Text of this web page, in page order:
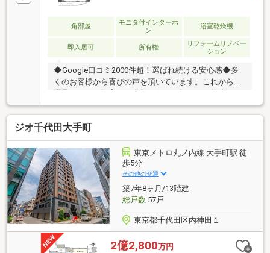
角部屋
モニタ付インターホ
ン
浴室乾燥機
即入居可 所有権
リフォームリノベー
ション
◆Google口コミ2000件超！選ばれ続ける安心感◆多
くのお客様から喜びの声を頂いています。これからも
満足されるご提案で、素敵な住まい探しをお約束しま
す。◆購入はゴールではなく幸せな未来へのスタート
◆住み始めてからの不安や悩みも、TOHO HOUSE
CLUBが将来サポート。お客様一人ひとりの安心を守る
ため、いつもずっと人生に寄り添い、豊かな未来を支
え続けます。◆ローン相談大歓迎！頭金0円からの購
入も可能◆将来のライフイベントを見据え、無理のな
い資金計画をプロがアドバイス。お問合せは【資料請
求】又は【フリーダイヤル】へお気軽にお問い合わせ
ください。
ジオ千代田大手町
東京メトロ丸ノ内線 大手町駅 徒
歩5分
その他の交通
築7年8ヶ月/13階建
総戸数57戸
東京都千代田区内神田１
2億2,800万円